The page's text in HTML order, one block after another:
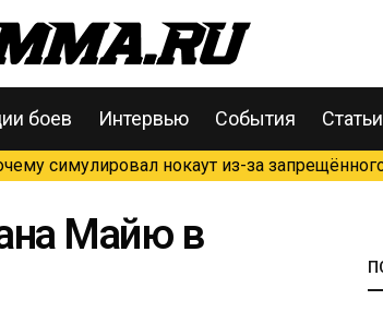
боев Интервью События Статьи
симулировал нокаут из-за
Майю в